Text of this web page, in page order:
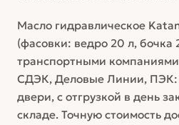
Масло гидравлическое
(фасовки: ведро 20 л, бочка
транспортными
СДЭК, Деловые Линии, ПЭК:
двери, с отгрузкой в день
складе. Точную стоимость